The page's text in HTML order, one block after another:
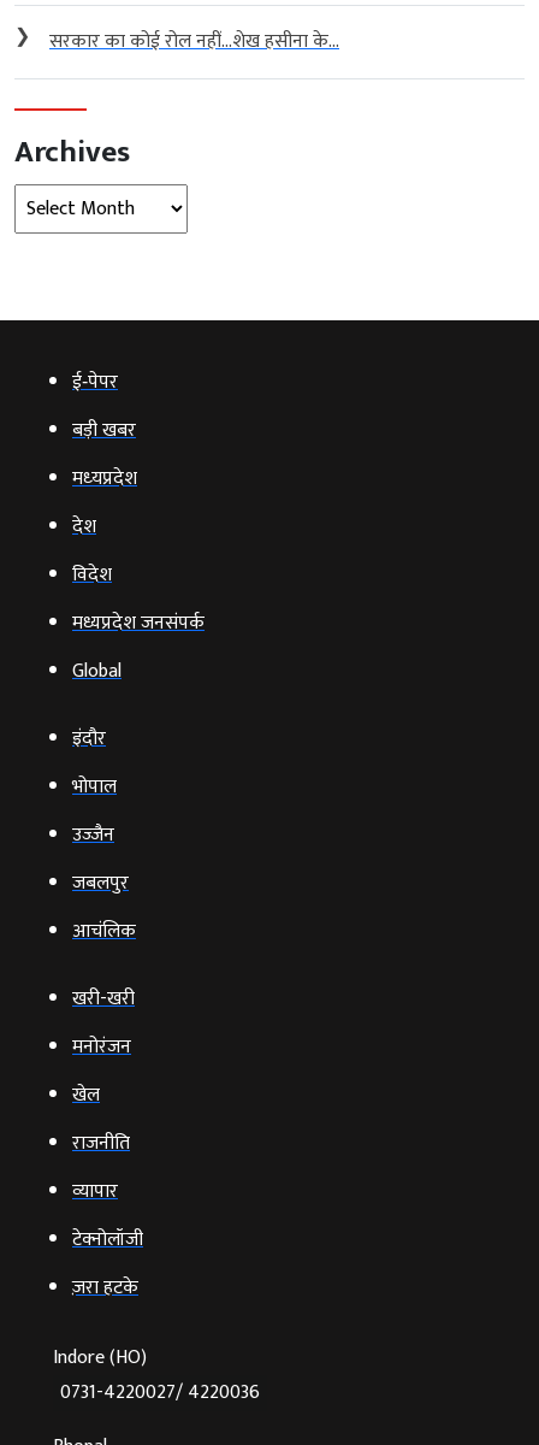
❯ सरकार का कोई रोल नहीं…शेख हसीना के...
Archives
Archives
ई‑पेपर
बड़ी खबर
मध्‍यप्रदेश
देश
विदेश
मध्यप्रदेश जनसंपर्क
Global
इंदौर
भोपाल
उज्‍जैन
जबलपुर
आचंलिक
खरी-खरी
मनोरंजन
खेल
राजनीति
व्‍यापार
टेक्‍नोलॉजी
ज़रा हटके
Indore (HO)
0731-4220027/ 4220036